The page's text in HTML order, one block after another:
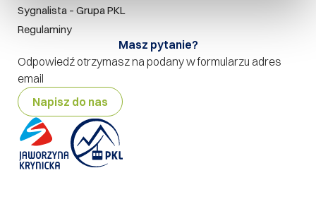
Sygnalista – Grupa PKL
Regulaminy
Masz pytanie?
Odpowiedź otrzymasz na podany w formularzu adres
email
Napisz do nas